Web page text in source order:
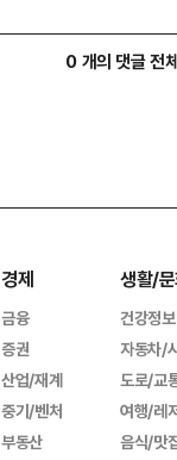
0 개의 댓글 전
경제
금융
증권
산업/재계
중기/벤처
부동산
생활/
건강정보
자동차/
도로/교
여행/레
음식/맛